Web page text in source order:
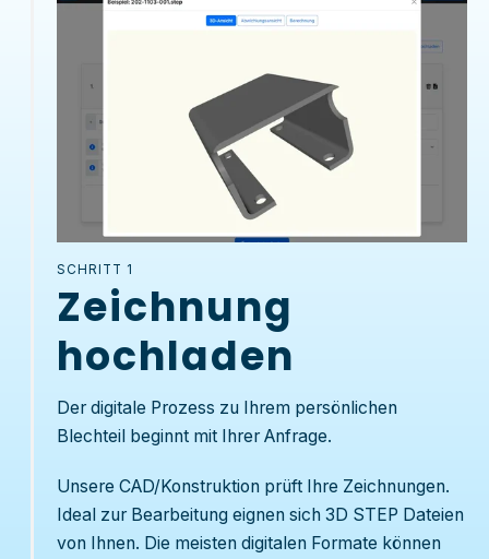
SCHRITT 1
Zeichnung
hochladen
Der digitale Prozess zu Ihrem persönlichen
Blechteil beginnt mit Ihrer Anfrage.
Unsere CAD/Konstruktion prüft Ihre Zeichnungen.
Ideal zur Bearbeitung eignen sich 3D STEP Dateien
von Ihnen. Die meisten digitalen Formate können